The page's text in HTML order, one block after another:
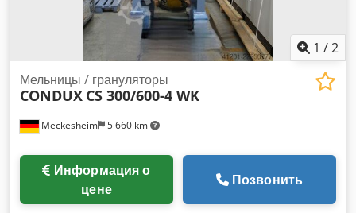
1 /2
Meckesheim 5 660 km
Мельницы / грануляторы
CONDUX CS 300/600-4 WK
цене
Позвонить